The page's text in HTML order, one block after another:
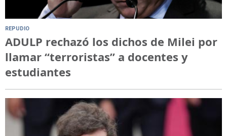
REPUDIO
ADULP rechazó los dichos de Milei por
llamar “terroristas” a docentes y
estudiantes